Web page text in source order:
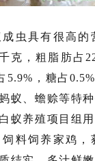
虫具有很高的
克，粗脂肪占
5.9%，糖占
蚁、蟾赊等特
蚁养殖项目组
料饲养家鸡，